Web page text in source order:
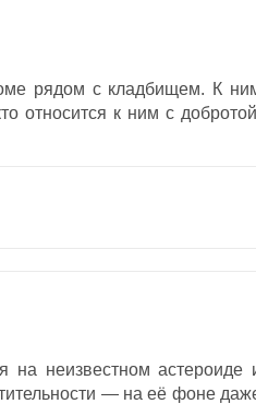
рядом с кладбищем. К
относится к ним с
на неизвестном астероиде
— на её фоне